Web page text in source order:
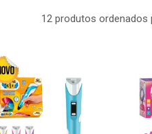
12 produtos ordenados